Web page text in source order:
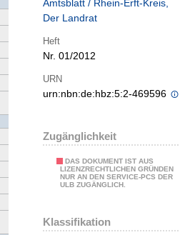
Amtsblatt / Rhein-Erft-Kreis,
Der Landrat
Heft
Nr. 01/2012
URN
urn:nbn:de:hbz:5:2-469596
Zugänglichkeit
DAS DOKUMENT IST AUS
LIZENZRECHTLICHEN GRÜNDEN
NUR AN DEN SERVICE-PCS DER
ULB ZUGÄNGLICH.
Klassifikation